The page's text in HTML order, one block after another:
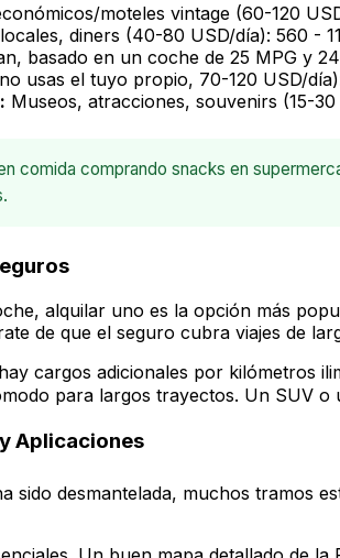
moteles vintage (60-120
diners (40-80 USD/día): 560 -
basado en un coche de 25 MPG y
usas el tuyo propio, 70-120 USD/
Museos, atracciones, souvenirs (15-
comida comprando snacks en
alquilar uno es la opción más
de que el seguro cubra viajes de
cargos adicionales por kilómetros
para largos trayectos. Un SUV o
Aplicaciones
sido desmantelada, muchos tramos